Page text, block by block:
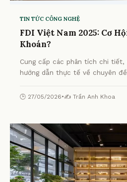
TIN TỨC CÔNG NGHỆ
FDI Việt Nam 2025: Cơ
Khoán?
Cung cấp các phân tích chi tiết,
hướng dẫn thực tế về chuyên
🕒 27/05/2026•✍️ Trần Anh Khoa